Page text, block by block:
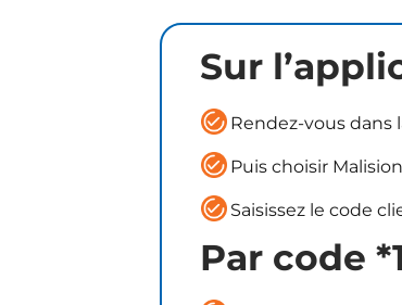
Sur
Rendez-vous dans
Puis choisir Malision
Saisissez le code
Par code